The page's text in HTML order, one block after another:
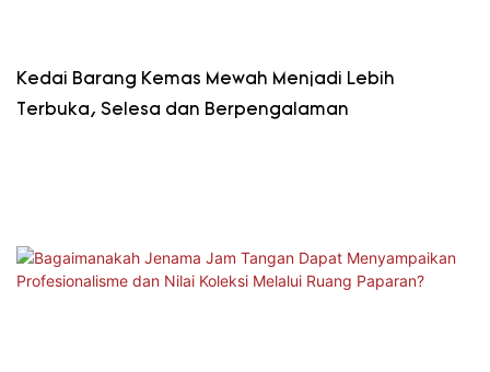
Kedai Barang Kemas Mewah Menjadi Lebih
Terbuka, Selesa dan Berpengalaman